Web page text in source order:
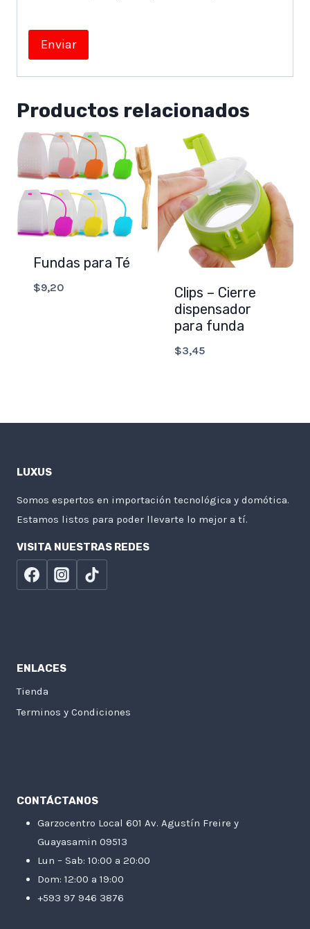
Productos relacionados
Fundas para Té
$9,20
Clips – Cierre
dispensador
para funda
$3,45
LUXUS
Somos espertos en importación tecnológica y domótica.
Estamos listos para poder llevarte lo mejor a tí.
VISITA NUESTRAS REDES
ENLACES
Tienda
Terminos y Condiciones
CONTÁCTANOS
Garzocentro Local 601 Av. Agustín Freire y
Guayasamin 09513
Lun – Sab: 10:00 a 20:00
Dom: 12:00 a 19:00
+593 97 946 3876